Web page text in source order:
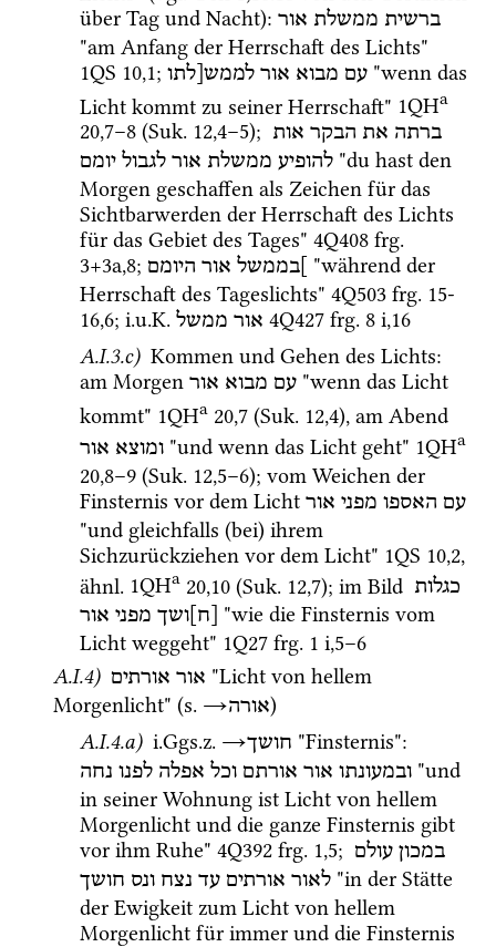
über Tag und Nacht): ברשית ממשלת אור
1QS 10,1; עם מבוא אור לממש[לתו
"wenn das
Licht kommt zu seiner Herrschaft" 1QHa
20,7–8 (Suk. 12,4–5); ברתה את הבקר אות
להופיע ממשלת אור לגבול יומם
"du hast den
Morgen geschaffen als Zeichen für das
Sichtbarwerden der Herrschaft des Lichts
für das Gebiet des Tages" 4Q408 frg.
3+3a,8; ]בממשל אור היומם
"während der
Herrschaft des Tageslichts" 4Q503 frg. 15-
16,6; i.u.K. אור ממשל 4Q427 frg. 8 i,16
A.I.3.c) Kommen und Gehen des Lichts:
am Morgen
עם מבוא אור
"wenn das Licht
kommt" 1QHa 20,7 (Suk. 12,4)
ומוצא אור "und wenn das Licht geht" 1QHa
20,8–9 (Suk. 12,5–6); vom Weichen der
Finsternis vor dem Licht
עם האספו מפני אור
"und gleichfalls (bei) ihrem
Sichzurückziehen vor dem Licht" 1QS 10,2
ähnl. 1QHa 20,10 (Suk. 12,7); im Bild כגלות
[ח]ושך מפני אור
"wie die Finsternis vom
Licht weggeht" 1Q27 frg. 1 i,5–6
A.I.4) אור אורתים "Licht von hellem
Morgenlicht" (s. →אורה)
A.I.4.a) i.Ggs.z. →חושך "Finsternis"
ובמעונתו אור אורתם וכל אפלה לפנו נחה
"und
in seiner Wohnung ist Licht von hellem
Morgenlicht und die ganze Finsternis gibt
vor ihm Ruhe" 4Q392 frg. 1,5; במכון עולם
לאור אורתים עד נצח ונס חושך
"in der Stätte
der Ewigkeit zum Licht von hellem
Morgenlicht für immer und die Finsternis